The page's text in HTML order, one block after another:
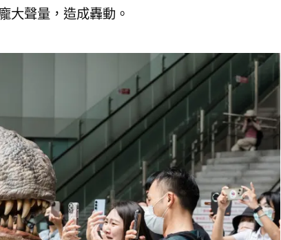
大聲量，造成轟動。